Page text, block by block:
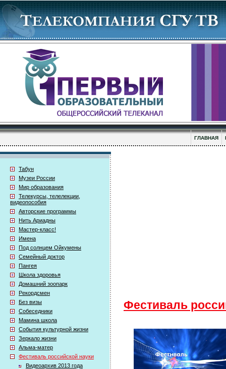
ГЛАВНАЯ
Табун
Музеи России
Мир образования
Телекурсы, телелекции,
видеопособия
Авторские программы
Нить Ариадны
Мастер-класс!
Имена
Под солнцем Ойкумены
Семейный доктор
Пангея
Школа здоровья
Домашний зоопарк
Рекордсмен
Без визы
Собеседники
Мамина школа
События культурной жизни
Зеркало жизни
Альма-матер
Фестиваль российской науки
Видеоархив 2013 года
Фестиваль